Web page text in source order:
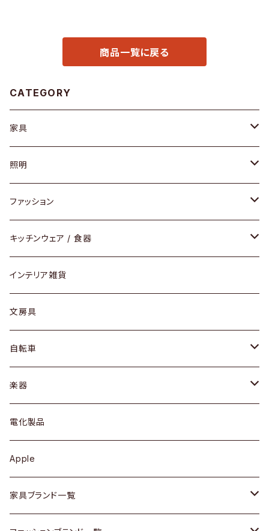
商品一覧に戻る
CATEGORY
家具
ソファ / ベンチ
チェア / スツール
ダイニングセット / ダイニングテーブル
ローテーブル / サイドテーブル
デスク / コンソール
ドレッサー
シェルフ
キュリオケース / 飾り棚
カップボード / 食器棚
チェスト
照明
ペンダントライト
テーブルランプ / デスクスタンド
フロアライト
ファッション
アクセサリー
リング
ピアス / イヤリング
財布
バッグ
アウター
トップス
ワンピース
ボトムス
靴
キッチンウェア / 食器
グラス / タンブラー
カップ / マグ
プレート / ボウル
カトラリー
ケトル / ティーポット
鍋 / フライパン
Vintage / ヴィンテージ
インテリア雑貨
文房具
自転車
dahon
楽器
ギター
ベース
その他楽器
電化製品
Apple
家具ブランド一覧